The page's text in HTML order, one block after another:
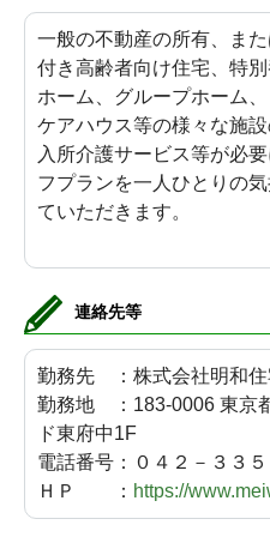
一般の不動産の所有、ま
付き高齢者向け住宅、特
ホーム、グループホーム、
ケアハウス等の様々な施
入所介護サービス等が必
フプランを一人ひとりの
ていただきます。
連絡先等
勤務先 ：株式会社明和住
勤務地 ：183-0006 東京
ド東府中1F
電話番号：０４２－３３
ＨＰ ： https://